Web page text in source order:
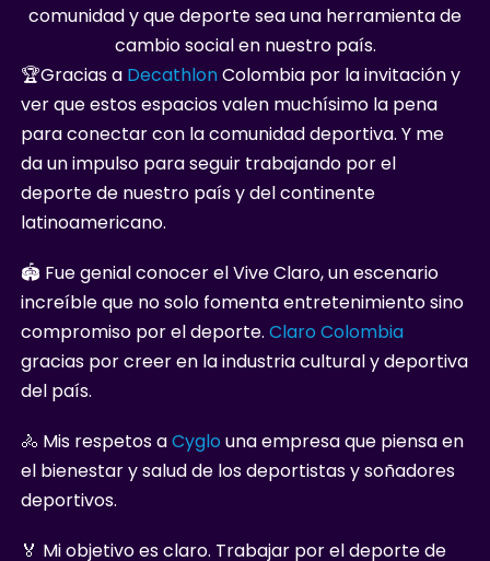
comunidad y que deporte sea una herramienta de
cambio social en nuestro país.
🏆Gracias a Decathlon Colombia por la invitación y
ver que estos espacios valen muchísimo la pena
para conectar con la comunidad deportiva. Y me
da un impulso para seguir trabajando por el
deporte de nuestro país y del continente
latinoamericano.
🏟️ Fue genial conocer el Vive Claro, un escenario
increíble que no solo fomenta entretenimiento sino
compromiso por el deporte.Claro Colombia
gracias por creer en la industria cultural y deportiva
del país.
🚴 Mis respetos aCyglo una empresa que piensa en
el bienestar y salud de los deportistas y soñadores
deportivos.
🏅 Mi objetivo es claro. Trabajar por el deporte de